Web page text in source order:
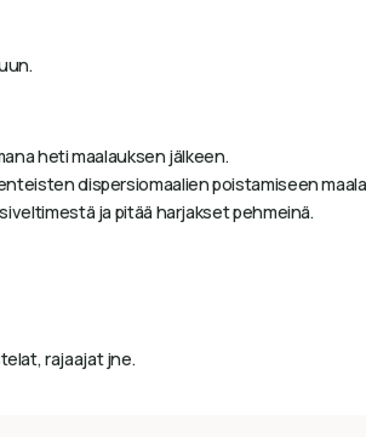
heti maalauksen jälkeen.
dispersiomaalien poistamiseen
ja pitää harjakset pehmeinä.
rajaajat jne.